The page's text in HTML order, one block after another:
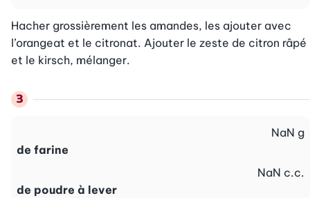
Hacher grossièrement les amandes, les ajouter avec
l’orangeat et le citronat. Ajouter le zeste de citron râpé
et le kirsch, mélanger.
de farine
NaN g
de poudre à lever
NaN c.c.